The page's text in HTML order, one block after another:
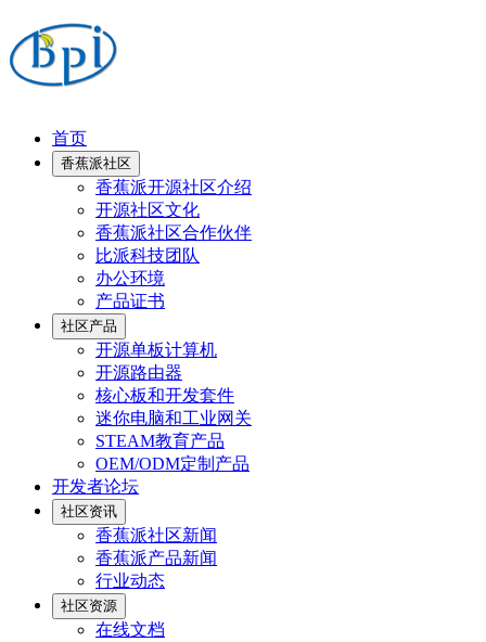
首页
香蕉派社区
香蕉派开源社区介绍
开源社区文化
香蕉派社区合作伙伴
比派科技团队
办公环境
产品证书
社区产品
开源单板计算机
开源路由器
核心板和开发套件
迷你电脑和工业网关
STEAM教育产品
OEM/ODM定制产品
开发者论坛
社区资讯
香蕉派社区新闻
香蕉派产品新闻
行业动态
社区资源
在线文档